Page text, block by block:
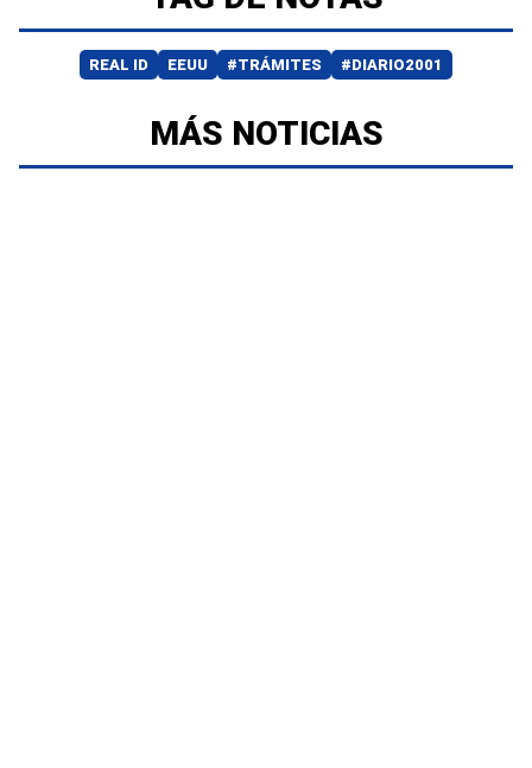
REAL ID EEUU #TRÁMITES #DIARIO2001
MÁS NOTICIAS